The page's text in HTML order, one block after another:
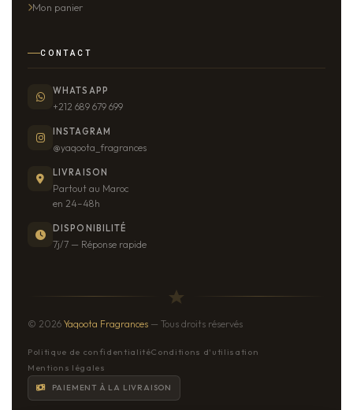
Mon panier
CONTACT
WHATSAPP
+212 689 679 699
INSTAGRAM
@yaqoota_fragrances
LIVRAISON
Partout au Maroc
en 24–48h
DISPONIBILITÉ
7j/7 — Réponse rapide
© 2026 Yaqoota Fragrances — Tous droits réservés
Politique de confidentialitéConditions d'utilisation
Mentions légales
PAIEMENT À LA LIVRAISON